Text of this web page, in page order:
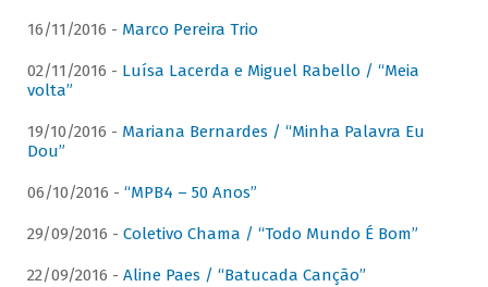
16/11/2016 - Marco Pereira Trio
02/11/2016 - Luísa Lacerda e Miguel Rabello / “Meia
volta”
19/10/2016 - Mariana Bernardes / “Minha Palavra Eu
Dou”
06/10/2016 - “MPB4 – 50 Anos”
29/09/2016 - Coletivo Chama / “Todo Mundo É Bom”
22/09/2016 - Aline Paes / “Batucada Canção”